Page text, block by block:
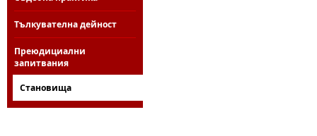
Тълкувателна дейност
Преюдициални
запитвания
Становища